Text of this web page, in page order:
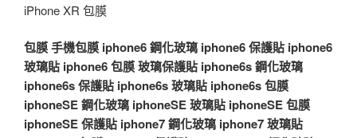
iPhone XR 包膜
包膜手機包膜 iphone6 鋼化玻璃 iphone6 保護貼 iphone6
玻璃貼 iphone6 包膜玻璃保護貼 iphone6s 鋼化玻璃
iphone6s 保護貼 iphone6s 玻璃貼 iphone6s 包膜
iphoneSE 鋼化玻璃 iphoneSE 玻璃貼 iphoneSE 包膜
iphoneSE 保護貼 iphone7 鋼化玻璃 iphone7 玻璃貼